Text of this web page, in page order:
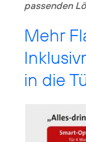
passenden
Mehr
in die